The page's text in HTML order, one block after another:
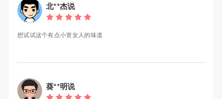
北**杰说
想试试这个有点小资女人的味道
葵**明说